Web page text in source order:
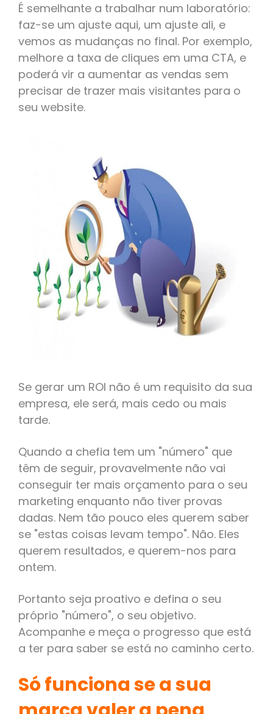
É semelhante a trabalhar num laboratório:
faz-se um ajuste aqui, um ajuste ali, e
vemos as mudanças no final. Por exemplo,
melhore a taxa de cliques em uma CTA, e
poderá vir a aumentar as vendas sem
precisar de trazer mais visitantes para o
seu website.
Se gerar um ROI não é um requisito da sua
empresa, ele será, mais cedo ou mais
tarde.
Quando a chefia tem um "número" que
têm de seguir, provavelmente não vai
conseguir ter mais orçamento para o seu
marketing enquanto não tiver provas
dadas. Nem tão pouco eles querem saber
se "estas coisas levam tempo". Não. Eles
querem resultados, e querem-nos para
ontem.
Portanto seja proativo e defina o seu
próprio "número", o seu objetivo.
Acompanhe e meça o progresso que está
a ter para saber se está no caminho certo.
Só funciona se a sua